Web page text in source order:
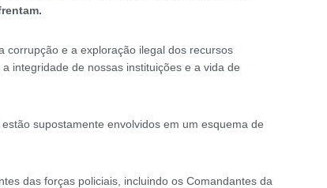
corrupção e a exploração ilegal dos recursos
integridade de nossas instituições e a vida de
supostamente envolvidos em um esquema de
das forças policiais, incluindo os Comandantes da